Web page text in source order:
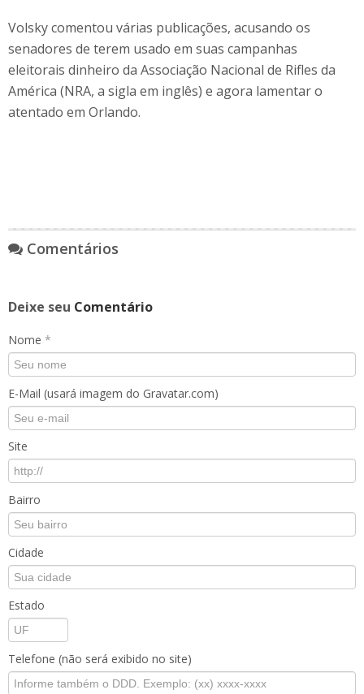
Volsky comentou várias publicações, acusando os
senadores de terem usado em suas campanhas
eleitorais dinheiro da Associação Nacional de Rifles da
América (NRA, a sigla em inglês) e agora lamentar o
atentado em Orlando.
Comentários
Deixe seu Comentário
Nome *
E-Mail (usará imagem do Gravatar.com)
Site
Bairro
Cidade
Estado
Telefone (não será exibido no site)